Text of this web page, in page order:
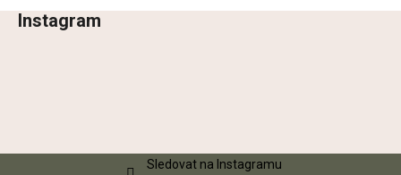
í
Instagram
Sledovat na Instagramu